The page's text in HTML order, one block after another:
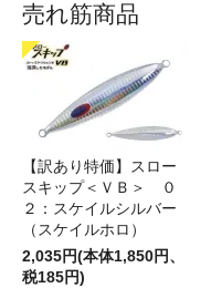
売れ筋商品
【訳あり特価】スロー
スキップ＜ＶＢ＞ ０
２：スケイルシルバー
（スケイルホロ）
2,035円(本体1,850円、
税185円)